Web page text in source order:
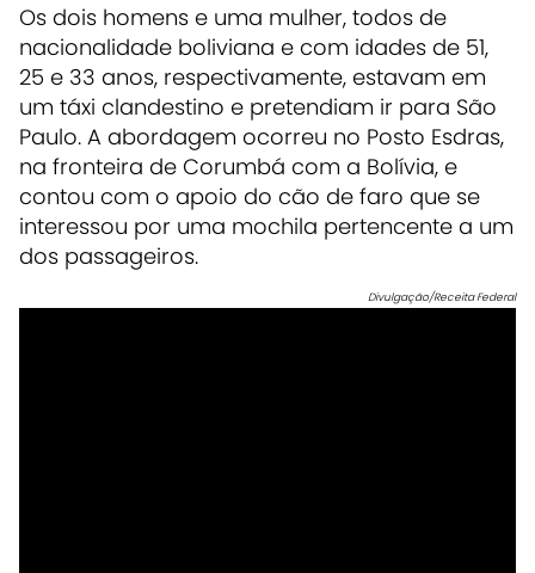
Os dois homens e uma mulher, todos de
nacionalidade boliviana e com idades de 51,
25 e 33 anos, respectivamente, estavam em
um táxi clandestino e pretendiam ir para São
Paulo. A abordagem ocorreu no Posto Esdras,
na fronteira de Corumbá com a Bolívia, e
contou com o apoio do cão de faro que se
interessou por uma mochila pertencente a um
dos passageiros.
Divulgação/Receita Federal